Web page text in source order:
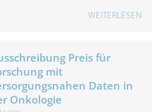
WEITERLESEN
Preis für
mit
Daten in
Onkologie